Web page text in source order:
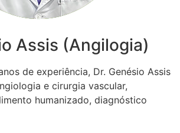
Assis (Angilogia)
de experiência, Dr. Genésio Assis
e cirurgia vascular,
humanizado, diagnóstico